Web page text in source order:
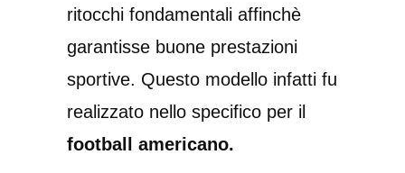
ritocchi fondamentali affinchè
garantisse buone prestazioni
sportive. Questo modello infatti fu
realizzato nello specifico per il
football americano.